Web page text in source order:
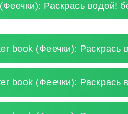
Раскрась водой!
book (Феечки): Раскрась
book (Феечки):